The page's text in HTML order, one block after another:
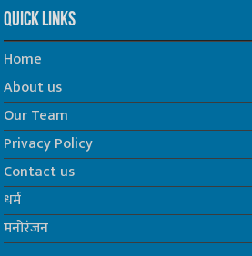
Quick Links
Home
About us
Our Team
Privacy Policy
Contact us
धर्म
मनोरंजन